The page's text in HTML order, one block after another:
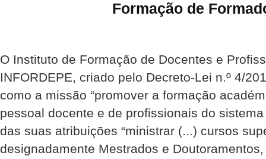
Formação de
O Instituto de Formação de Docentes e
INFORDEPE, criado pelo Decreto-Lei n.º 4/
como a missão “promover a formação
pessoal docente e de profissionais do
das suas atribuições “ministrar (...) cursos
designadamente Mestrados e